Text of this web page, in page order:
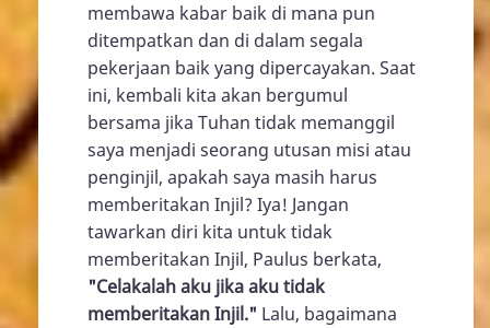
membawa kabar baik di mana pun
ditempatkan dan di dalam segala
pekerjaan baik yang dipercayakan. Saat
ini, kembali kita akan bergumul
bersama jika Tuhan tidak memanggil
saya menjadi seorang utusan misi atau
penginjil, apakah saya masih harus
memberitakan Injil? Iya! Jangan
tawarkan diri kita untuk tidak
memberitakan Injil, Paulus berkata,
"Celakalah aku jika aku tidak
memberitakan Injil." Lalu, bagaimana